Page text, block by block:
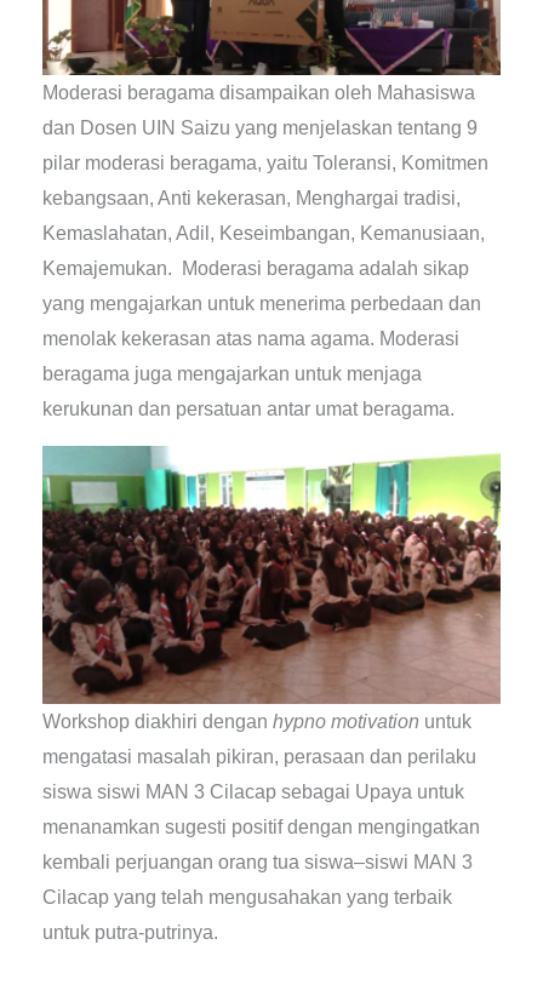
Moderasi beragama disampaikan oleh Mahasiswa
dan Dosen UIN Saizu yang menjelaskan tentang 9
pilar moderasi beragama, yaitu Toleransi, Komitmen
kebangsaan, Anti kekerasan, Menghargai tradisi,
Kemaslahatan, Adil, Keseimbangan, Kemanusiaan,
Kemajemukan. Moderasi beragama adalah sikap
yang mengajarkan untuk menerima perbedaan dan
menolak kekerasan atas nama agama. Moderasi
beragama juga mengajarkan untuk menjaga
kerukunan dan persatuan antar umat beragama.
Workshop diakhiri dengan hypno motivation untuk
mengatasi masalah pikiran, perasaan dan perilaku
siswa siswi MAN 3 Cilacap sebagai Upaya untuk
menanamkan sugesti positif dengan mengingatkan
kembali perjuangan orang tua siswa–siswi MAN 3
Cilacap yang telah mengusahakan yang terbaik
untuk putra-putrinya.